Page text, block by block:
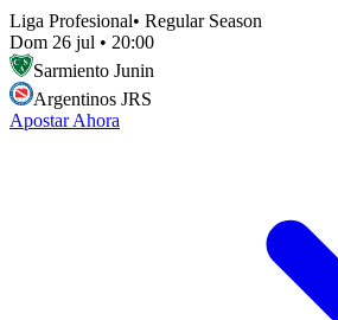
Liga Profesional• Regular Season
Dom 26 jul • 20:00
Sarmiento Junin
Argentinos JRS
Apostar Ahora